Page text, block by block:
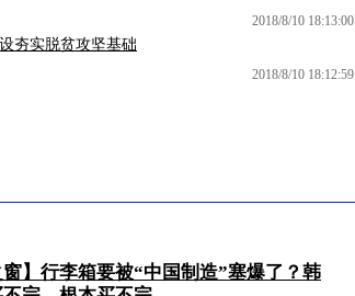
2018/8/10 18:13:00
夯实脱贫攻坚基础
2018/8/10 18:12:59
窗】行李箱要被“中国制造”塞爆了？韩